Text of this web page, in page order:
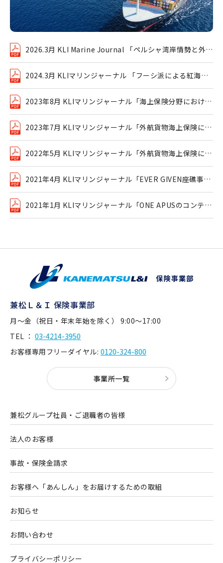
2026.3月 KLI Marine Journal 「ペルシャ湾岸情勢と外航
貨物海上保険（戦争危険）」
2024.3月 KLIマリンジャーナル 「フーシ派による紅海で
の船舶攻撃」
2023年8月 KLIマリンジャーナル「海上保険分野における
クレーム・トレンド」
2023年7月 KLIマリンジャーナル「外航貨物海上保険にお
けるサイバー攻撃の取扱い」
2022年5月 KLIマリンジャーナル「外航貨物海上保険にお
ける戦争危険・ストライキ等危険」
2021年4月 KLIマリンジャーナル「EVER GIVEN座礁事故
における貨物保険に係る考察」
2021年1月 KLIマリンジャーナル「ONE APUSのコンテナ
流出事故」
兼松Ｌ＆Ｉ 保険事業部
月～金（祝日・年末年始を除く） 9:00～17:00
TEL ：03-4214-3950
お客様専用フリーダイヤル: 0120-324-800
事業所一覧
兼松グループ社員・ご退職者の皆様
法人のお客様
事故・保険金請求
お客様へ「あんしん」をお届けするための取組
お知らせ
お問い合わせ
プライバシーポリシー